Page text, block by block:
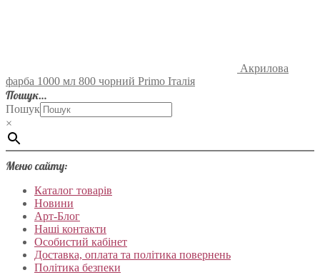
Акрилова
фарба 1000 мл 800 чорний Primo Італія
Пошук…
Пошук
×
Меню сайту:
Каталог товарів
Новини
Арт-Блог
Наші контакти
Особистий кабінет
Доставка, оплата та політика повернень
Політика безпеки